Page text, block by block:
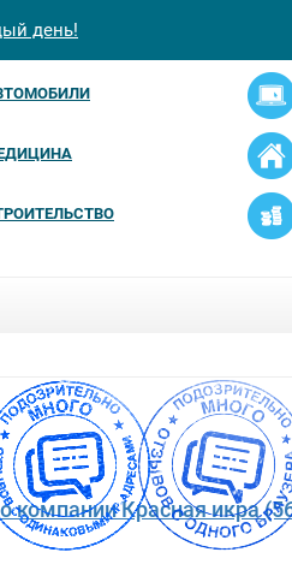
день!
компании Красная икра